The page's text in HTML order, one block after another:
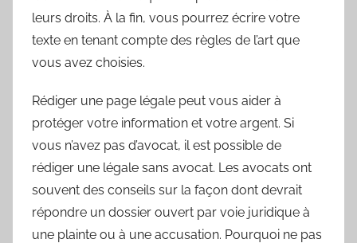
leurs droits. À la fin, vous pourrez écrire votre
texte en tenant compte des règles de l’art que
vous avez choisies.
Rédiger une page légale peut vous aider à
protéger votre information et votre argent. Si
vous n’avez pas d’avocat, il est possible de
rédiger une légale sans avocat. Les avocats ont
souvent des conseils sur la façon dont devrait
répondre un dossier ouvert par voie juridique à
une plainte ou à une accusation. Pourquoi ne pas